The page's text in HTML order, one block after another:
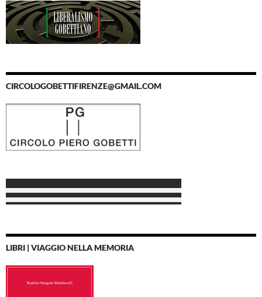
CIRCOLOGOBETTIFIRENZE@GMAIL.COM
LIBRI | VIAGGIO NELLA MEMORIA